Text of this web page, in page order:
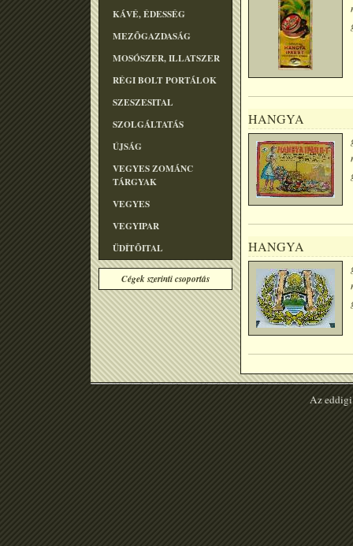
KÁVÉ, ÉDESSÉG
MEZÕGAZDASÁG
MOSÓSZER, ILLATSZER
RÉGI BOLT PORTÁLOK
SZESZESITAL
SZOLGÁLTATÁS
ÚJSÁG
VEGYES ZOMÁNC
TÁRGYAK
VEGYES
VEGYIPAR
ÜDÍTÕITAL
Cégek szerinti csoportás
HANGYA
HANGYA
Az